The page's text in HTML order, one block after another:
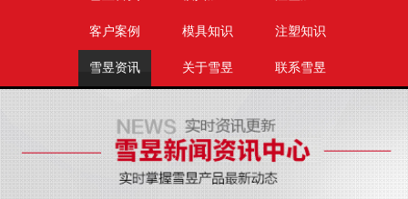
客户案例 模具知识 注塑知识
雪昱资讯 关于雪昱 联系雪昱